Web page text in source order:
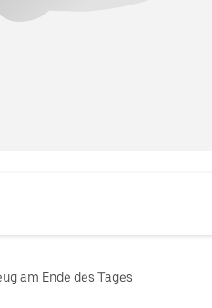
am Ende des Tages